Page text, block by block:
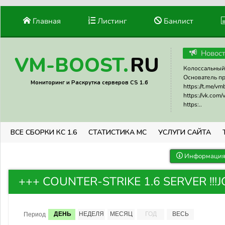
Главная Листинг Банлист
VM-BOOST.RU
Мониторинг и Раскрутка серверов CS 1.6
Основатель
https://t.me/
https://vk.com/
https:..
ВСЕ СБОРКИ КС 1.6 СТАТИСТИКА МС УСЛУГИ САЙТА
+++ COUNTER-STRIKE 1.6 SERVER
Период ДЕНЬ НЕДЕЛЯ МЕСЯЦ ГОД ВЕСЬ